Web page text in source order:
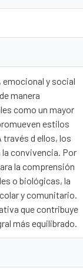
y social
manera
como un mayor
estilos
d ellos, los
convivencia. Por
la comprensión
o biológicas, la
y comunitario.
que contribuye
más equilibrado.